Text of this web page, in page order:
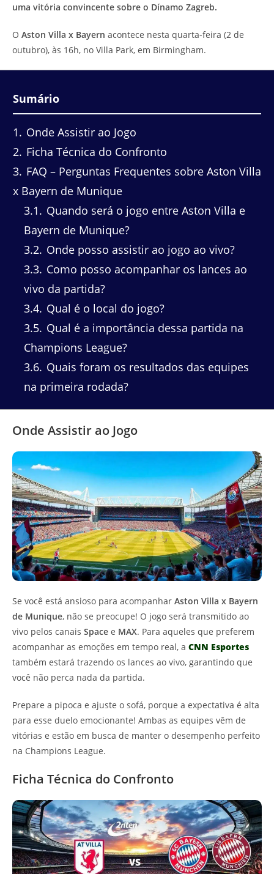
uma vitória convincente sobre o Dínamo Zagreb.
O Aston Villa x Bayern acontece nesta quarta-feira (2 de
outubro), às 16h, no Villa Park, em Birmingham.
Sumário
1
Onde Assistir ao Jogo
2 Ficha Técnica do Confronto
3 FAQ – Perguntas Frequentes sobre Aston Villa
x Bayern de Munique
3.1
Quando será o jogo entre Aston Villa e
Bayern de Munique?
3.2 Onde posso assistir ao jogo ao vivo?
3.3 Como posso acompanhar os lances ao
vivo da partida?
3.4 Qual é o local do jogo?
3.5 Qual é a importância dessa partida na
Champions League?
3.6 Quais foram os resultados das equipes
na primeira rodada?
Onde Assistir ao Jogo
Se você está ansioso para acompanhar Aston Villa x Bayern
de Munique, não se preocupe! O jogo será transmitido ao
vivo pelos canais Space e MAX. Para aqueles que preferem
acompanhar as emoções em tempo real, a CNN Esportes
também estará trazendo os lances ao vivo, garantindo que
você não perca nada da partida.
Prepare a pipoca e ajuste o sofá, porque a expectativa é alta
para esse duelo emocionante! Ambas as equipes vêm de
vitórias e estão em busca de manter o desempenho perfeito
na Champions League.
Ficha Técnica do Confronto